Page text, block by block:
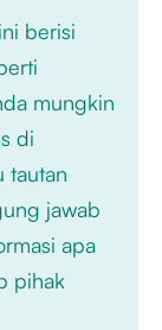
berisi
mungkin
di
tautan
jawab
apa
pihak